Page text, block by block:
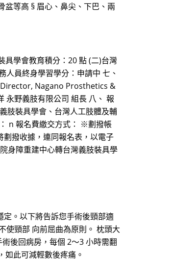
盆等高 § 眉心、鼻尖、下巴、兩
具學會教育積分：20 點 (二)台灣
人員終身學習學分：申請中 七、
Nagano Prosthetics &
永野義肢有限公司 組長 八、 報
肢裝具學會、台灣人工肢體及輔
n 報名費繳交方式： ※劃撥帳
撥收據，連同報名表，以電子
身障重建中心轉台灣義肢裝具學
。以下將告訴您手術後頸部適
使頸部 向前屈曲為原則。 枕頭大
後回病房，每個 2～3 小時需翻
此可減輕數後疼痛。